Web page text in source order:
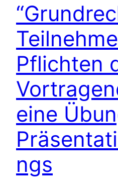
Pflichten
eine
ngs